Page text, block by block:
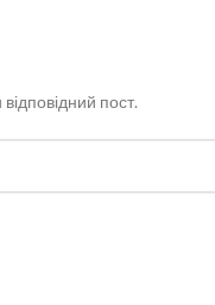
пост.